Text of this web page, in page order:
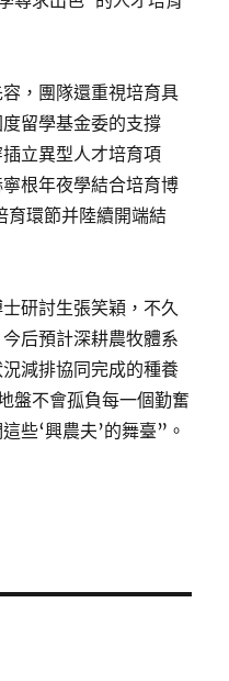
，團隊還重視培育具
留學基金委的支撐
立異型人才培育項
根年夜學結合培育博
育環節并陸續開端結
研討生張笑穎，不久
后預計深耕農牧體系
減排協同完成的種養
盤不會孤負每一個勤奮
些‘興農夫’的舞臺”。